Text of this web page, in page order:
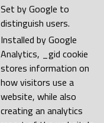
Set by Google to
distinguish users.
Installed by Google
Analytics, _gid cookie
stores information on
how visitors use a
website, while also
creating an analytics